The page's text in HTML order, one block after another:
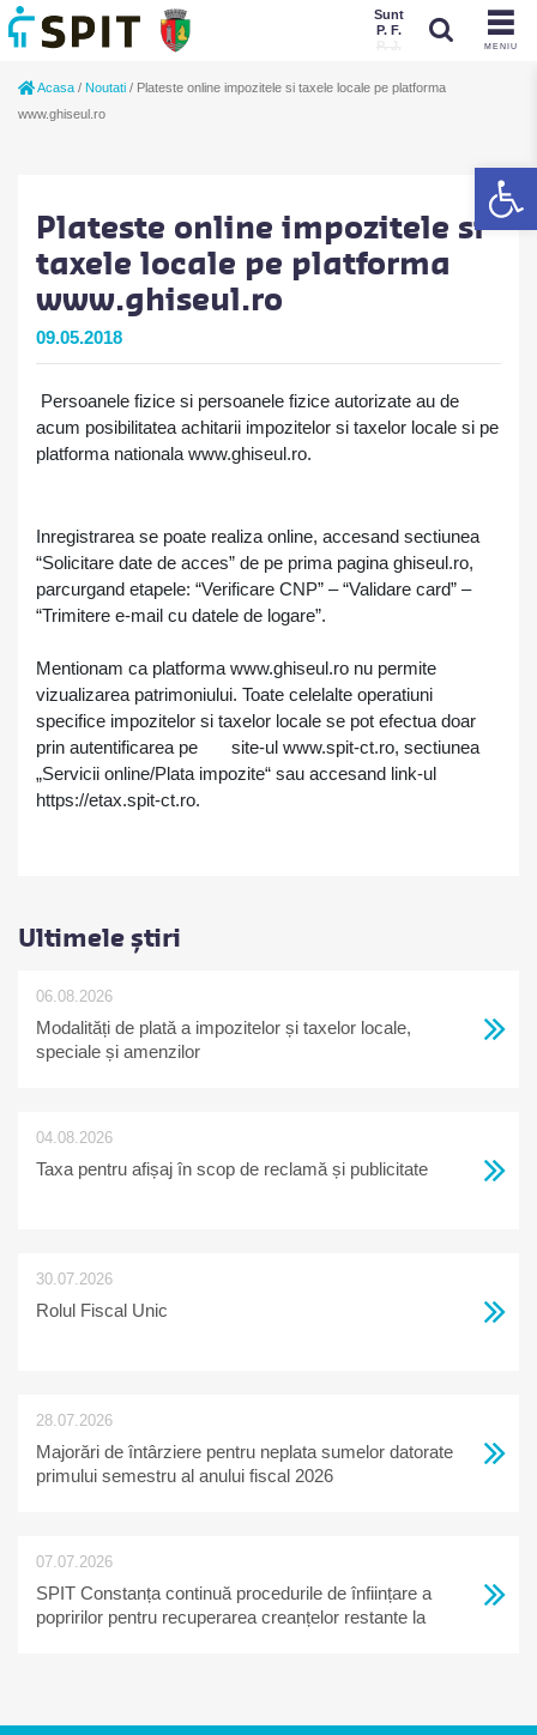
MENIU
Sunt
P. F.
P. J.
Acasa / Noutati / Plateste online impozitele si taxele locale pe platforma
www.ghiseul.ro
Plateste online impozitele si
taxele locale pe platforma
www.ghiseul.ro
09.05.2018
Persoanele fizice si persoanele fizice autorizate au de
acum posibilitatea achitarii impozitelor si taxelor locale si pe
platforma nationala www.ghiseul.ro.
Inregistrarea se poate realiza online, accesand sectiunea
“Solicitare date de acces” de pe prima pagina ghiseul.ro,
parcurgand etapele: “Verificare CNP” – “Validare card” –
“Trimitere e-mail cu datele de logare”.
Mentionam ca platforma www.ghiseul.ro nu permite
vizualizarea patrimoniului. Toate celelalte operatiuni
specifice impozitelor si taxelor locale se pot efectua doar
prin autentificarea pe site-ul www.spit-ct.ro, sectiunea
„Servicii online/Plata impozite“ sau accesand link-ul
https://etax.spit-ct.ro.
Ultimele știri
06.08.2026
Modalități de plată a impozitelor și taxelor locale,
speciale și amenzilor
04.08.2026
Taxa pentru afișaj în scop de reclamă și publicitate
30.07.2026
Rolul Fiscal Unic
28.07.2026
Majorări de întârziere pentru neplata sumelor datorate
primului semestru al anului fiscal 2026
07.07.2026
SPIT Constanța continuă procedurile de înființare a
popririlor pentru recuperarea creanțelor restante la